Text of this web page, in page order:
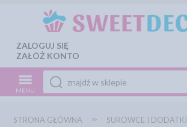
ZALOGUJ SIĘ
ZAŁÓŻ KONTO
MENU
STRONA GŁÓWNA
SUROWCE I DODATKI